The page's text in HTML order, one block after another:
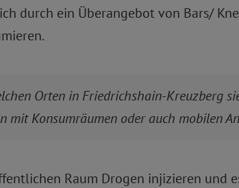
durch ein Überangebot von Bars/
Orten in Friedrichshain-Kreuzberg
mit Konsumräumen oder auch mobilen
Raum Drogen injizieren und